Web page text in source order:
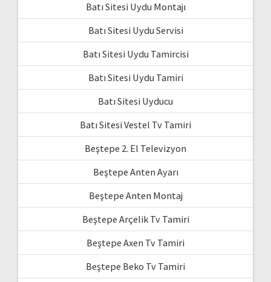
Batı Sitesi Uydu Montajı
Batı Sitesi Uydu Servisi
Batı Sitesi Uydu Tamircisi
Batı Sitesi Uydu Tamiri
Batı Sitesi Uyducu
Batı Sitesi Vestel Tv Tamiri
Beştepe 2. El Televizyon
Beştepe Anten Ayarı
Beştepe Anten Montaj
Beştepe Arçelik Tv Tamiri
Beştepe Axen Tv Tamiri
Beştepe Beko Tv Tamiri